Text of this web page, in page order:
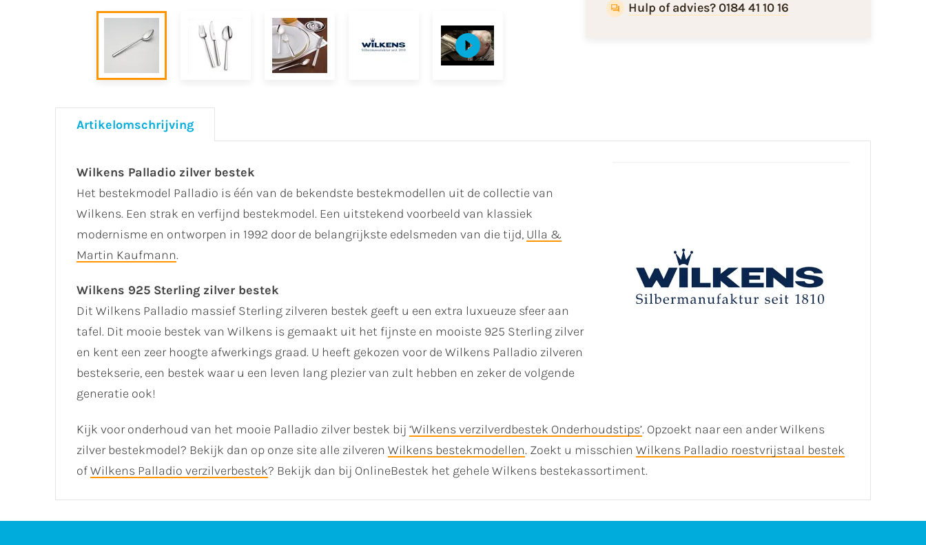
Hulp of advies? 0184 41 10 16
Artikelomschrijving
Wilkens Palladio zilver bestek
Het bestekmodel Palladio is één van de bekendste bestekmodellen uit de collectie van
Wilkens. Een strak en verfijnd bestekmodel. Een uitstekend voorbeeld van klassiek
modernisme en ontworpen in 1992 door de belangrijkste edelsmeden van die tijd, Ulla &
Martin Kaufmann.
Wilkens 925 Sterling zilver bestek
Dit Wilkens Palladio massief Sterling zilveren bestek geeft u een extra luxueuze sfeer aan
tafel. Dit mooie bestek van Wilkens is gemaakt uit het fijnste en mooiste 925 Sterling zilver
en kent een zeer hoogte afwerkings graad. U heeft gekozen voor de Wilkens Palladio zilveren
bestekserie, een bestek waar u een leven lang plezier van zult hebben en zeker de volgende
generatie ook!
Kijk voor onderhoud van het mooie Palladio zilver bestek bij ‘Wilkens verzilverdbestek Onderhoudstips’. Opzoekt naar een ander Wilkens
zilver bestekmodel? Bekijk dan op onze site alle zilveren Wilkens bestekmodellen. Zoekt u misschien Wilkens Palladio roestvrijstaal bestek
ofWilkens Palladio verzilverbestek? Bekijk dan bij OnlineBestek het gehele Wilkens bestekassortiment.